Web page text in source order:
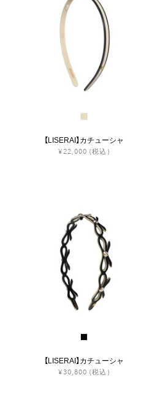
【LISERAI】カチューシャ
¥22,000 (税込)
【LISERAI】カチューシャ
¥30,800 (税込)